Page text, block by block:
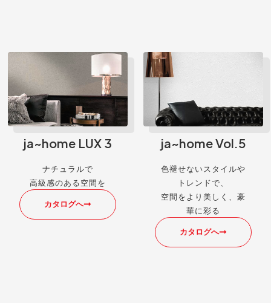
ja~home LUX 3
ナチュラルで
高級感のある空間を
カタログへ
ja~home Vol.5
色褪せないスタイルや
トレンドで、
空間をより美しく、豪
華に彩る
カタログへ